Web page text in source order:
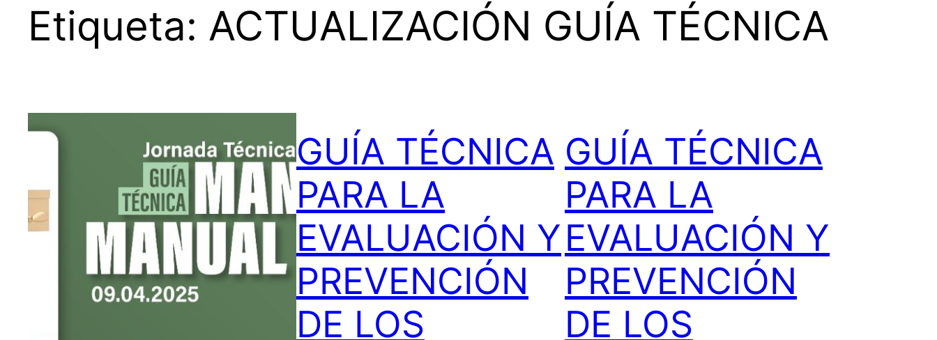
Etiqueta: ACTUALIZACIÓN GUÍA TÉCNICA
GUÍA TÉCNICA
PARA LA
EVALUACIÓN Y
PREVENCIÓN
DE LOS
GUÍA TÉCNICA
PARA LA
EVALUACIÓN Y
PREVENCIÓN
DE LOS